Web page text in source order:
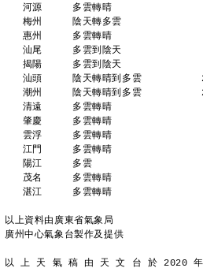
河源     多雲轉晴
梅州     陰天轉多雲
惠州     多雲轉晴
汕尾     多雲到陰天
揭陽     多雲到陰天
汕頭     陰天轉晴到多雲
潮州     陰天轉晴到多雲
清遠     多雲轉晴
肇慶     多雲轉晴
雲浮     多雲轉晴
江門     多雲轉晴
陽江     多雲
茂名     多雲轉晴
湛江     多雲轉晴
以上資料由廣東省氣象局
廣州中心氣象台製作及提供
以 上 天 氣 稿 由 天 文 台 於 2020